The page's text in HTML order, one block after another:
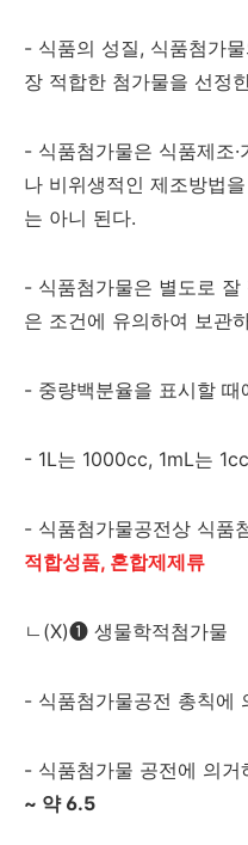
- 식품의 성질, 식품첨가
장 적합한 첨가물을 선정
- 식품첨가물은 식품제조·
나 비위생적인 제조방법
는 아니 된다.
- 식품첨가물은 별도로 잘
은 조건에 유의하여 보관
- 중량백분율을 표시할 때
- 1L는 1000cc, 1mL는 1cc
- 식품첨가물공전상 식품
적합성품, 혼합제제류
ㄴ (X)❶ 생물학적첨가물
- 식품첨가물공전 총칙에
- 식품첨가물 공전에 의거
~ 약6.5